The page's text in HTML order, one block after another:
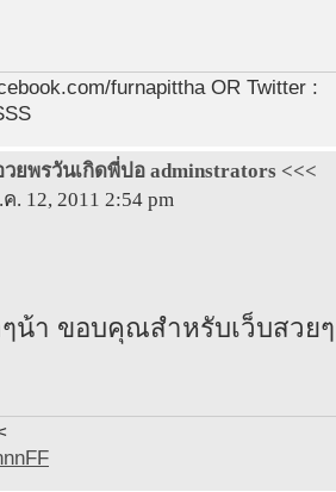
furnapittha OR Twitter :
ยพรวันเกิดพี่ปอ adminstrators <<<
. 12, 2011 2:54 pm
น้า ขอบคุณสำหรับเว็บสวย